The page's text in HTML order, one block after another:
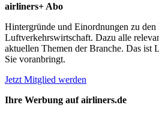
airliners+ Abo
Hintergründe und Einordnungen zu den
Luftverkehrswirtschaft. Dazu alle
aktuellen Themen der Branche. Das ist
Sie voranbringt.
Jetzt Mitglied werden
Ihre Werbung auf airliners.de